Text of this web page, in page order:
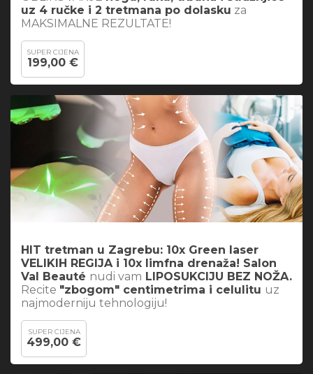
uz 4 ručke i 2 tretmana po dolasku za
MAKSIMALNE REZULTATE!
SUPER CIJENA
199,00 €
HIT tretman u Zagrebu: 10x Green laser
VELIKIH REGIJA i 10x limfna drenaža! Salon
Val Beauté nudi vam LIPOSUKCIJU BEZ NOŽA.
Recite "zbogom" centimetrima i celulitu uz
najmoderniju tehnologiju!
SUPER CIJENA
499,00 €